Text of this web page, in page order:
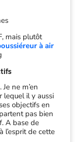
mais plutôt
à air
ne m’en
lequel il y aussi
objectifs en
pas bien
A base de
l’esprit de cette